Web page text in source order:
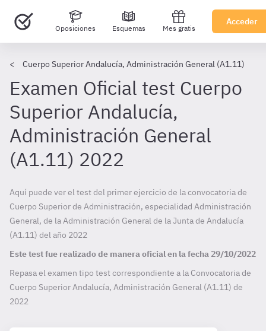
Oposiciones Esquemas Mes gratis
Acceder
Cuerpo Superior Andalucía, Administración General (A1.11)
Examen Oficial test Cuerpo
Superior Andalucía,
Administración General
(A1.11) 2022
Aquí puede ver el test del primer ejercicio de la convocatoria de
Cuerpo Superior de Administración, especialidad Administración
General, de la Administración General de la Junta de Andalucía
(A1.11) del año 2022
Este test fue realizado de manera oficial en la fecha 29/10/2022
Repasa el examen tipo test correspondiente a la Convocatoria de
Cuerpo Superior Andalucía, Administración General (A1.11) de
2022